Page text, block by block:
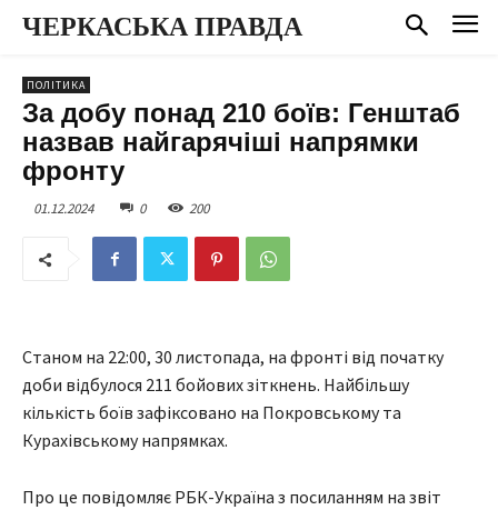
ЧЕРКАСЬКА ПРАВДА
ПОЛІТИКА
За добу понад 210 боїв: Генштаб
назвав найгарячіші напрямки
фронту
01.12.2024 0 200
Станом на 22:00, 30 листопада, на фронті від початку
доби відбулося 211 бойових зіткнень. Найбільшу
кількість боїв зафіксовано на Покровському та
Курахівському напрямках.
Про це повідомляє РБК-Україна з посиланням на звіт